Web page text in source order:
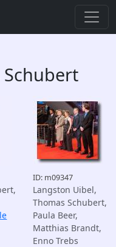
Schubert
ID: m09347
Langston Uibel,
Thomas Schubert,
Paula Beer,
Matthias Brandt,
Enno Trebs